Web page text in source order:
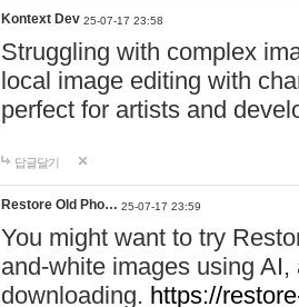
Kontext Dev 25-07-17 23:58
Struggling with complex
local image editing with
perfect for artists and
답글달기
Restore Old Pho… 25-07-17 23:59
You might want to try
and-white images using
downloading. https://